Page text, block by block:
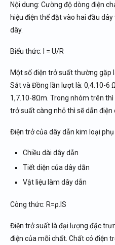
Nội dung: Cường độ dòng điện
hiệu điện thế đặt vào hai đầu
dây.
Biểu thức: I = U/R
Một số điện trở suất thường gặp
Sắt và Đồng lần lượt là: 0,4.10-6
1,7.10-8Ωm. Trong nhóm trên
trở suất càng nhỏ thì sẽ dẫn điện
Điện trở của dây dẫn kim loại
Chiều dài dây dẫn
Tiết diện của dây dẫn
Vật liệu làm dây dẫn
Công thức: R=ρ S
Điện trở suất là đại lượng đặc
điện của mỗi chất. Chất có điện